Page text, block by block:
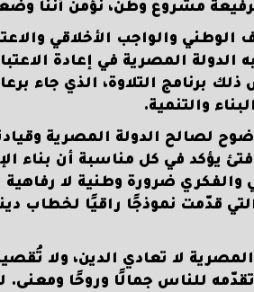
مشروع وطن، نؤمن أننا
والواجب الأخلاقي
الدولة المصرية في إعادة
برنامج التلاوة، الذي جاء
والتنمية.
لصالح الدولة المصرية
يؤكد في كل مناسبة أن بناء
والفكري ضرورة وطنية لا
قدّمت نموذجًا راقيًا لخطاب
المصرية لا تعادي الدين، ولا
للناس جمالًا وروحًا